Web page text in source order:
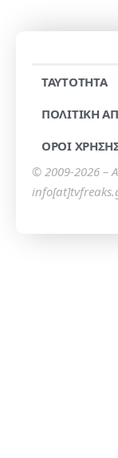
TAYTOTHTA
ΠΟΛΙΤΙΚΗ
ΟΡΟΙ
© 2009-2026 –